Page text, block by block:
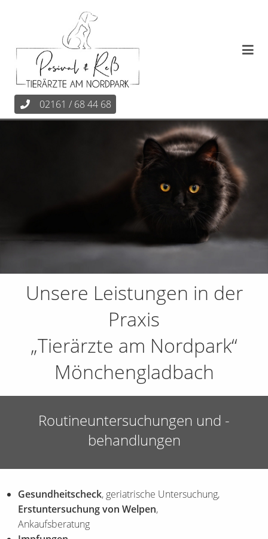
02161 / 68 44 68
Unsere Leistungen in der
Praxis
„Tierärzte am Nordpark“
Mönchengladbach
Routineuntersuchungen und -
behandlungen
Gesundheitscheck, geriatrische Untersuchung,
Erstuntersuchung von Welpen,
Ankaufsberatung